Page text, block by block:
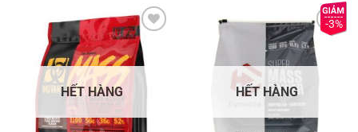
Add to
HẾT HÀNG
-3%
HẾT HÀNG